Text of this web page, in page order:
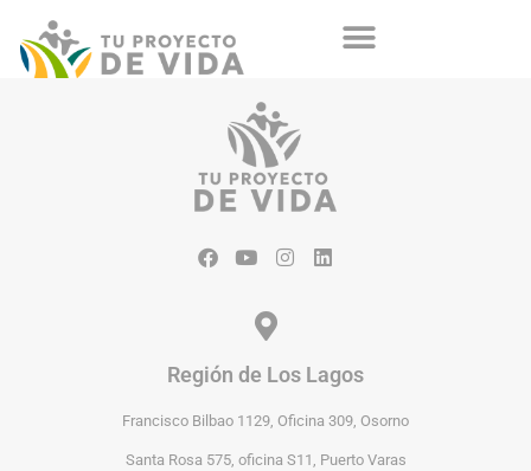
Región de Los Lagos
Francisco Bilbao 1129, Oficina 309, Osorno
Santa Rosa 575, oficina S11, Puerto Varas